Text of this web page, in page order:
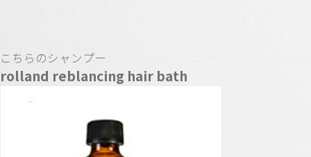
こちらのシャンプー
rolland reblancing hair bath